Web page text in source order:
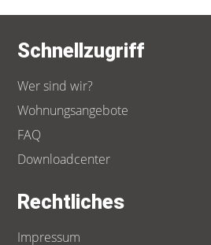
Schnellzugriff
Wer sind wir?
Wohnungsangebote
FAQ
Downloadcenter
Rechtliches
Impressum